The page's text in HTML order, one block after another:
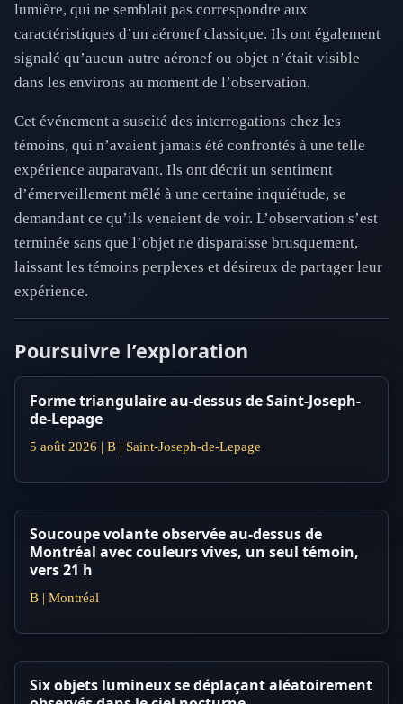
lumière, qui ne semblait pas correspondre aux
caractéristiques d’un aéronef classique. Ils ont également
signalé qu’aucun autre aéronef ou objet n’était visible
dans les environs au moment de l’observation.
Cet événement a suscité des interrogations chez les
témoins, qui n’avaient jamais été confrontés à une telle
expérience auparavant. Ils ont décrit un sentiment
d’émerveillement mêlé à une certaine inquiétude, se
demandant ce qu’ils venaient de voir. L’observation s’est
terminée sans que l’objet ne disparaisse brusquement,
laissant les témoins perplexes et désireux de partager leur
expérience.
Poursuivre l’exploration
Forme triangulaire au-dessus de Saint-Joseph-
de-Lepage
5 août 2026 | B | Saint-Joseph-de-Lepage
Soucoupe volante observée au-dessus de
Montréal avec couleurs vives, un seul témoin,
vers 21 h
B | Montréal
Six objets lumineux se déplaçant aléatoirement